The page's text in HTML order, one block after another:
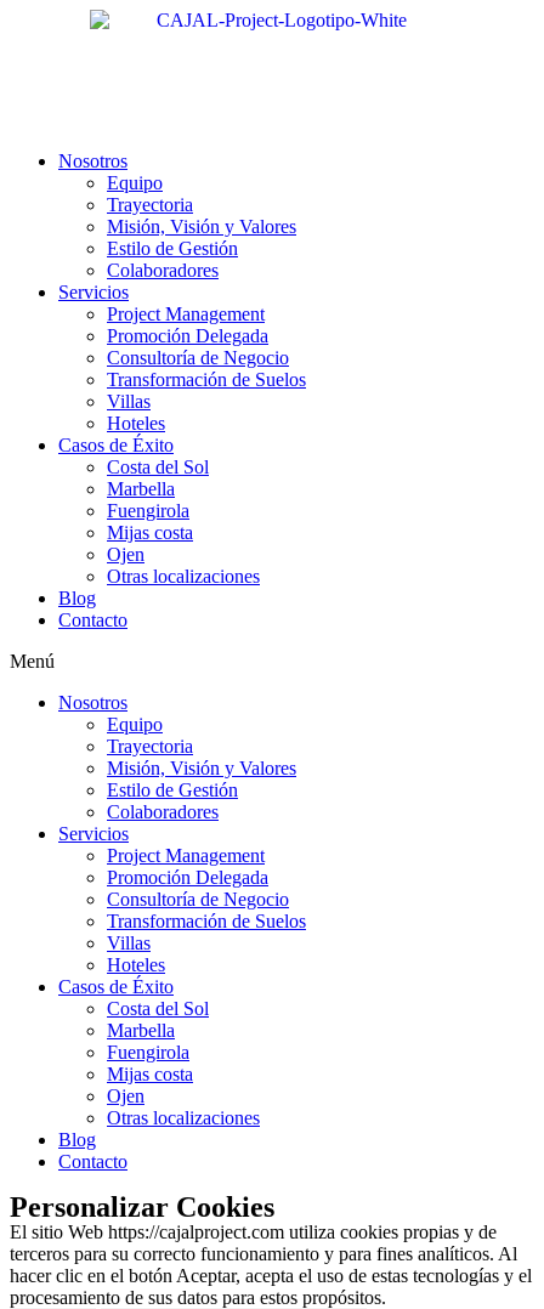
Nosotros
Equipo
Trayectoria
Misión, Visión y Valores
Estilo de Gestión
Colaboradores
Servicios
Project Management
Promoción Delegada
Consultoría de Negocio
Transformación de Suelos
Villas
Hoteles
Casos de Éxito
Costa del Sol
Marbella
Fuengirola
Mijas costa
Ojen
Otras localizaciones
Blog
Contacto
Menú
Nosotros
Equipo
Trayectoria
Misión, Visión y Valores
Estilo de Gestión
Colaboradores
Servicios
Project Management
Promoción Delegada
Consultoría de Negocio
Transformación de Suelos
Villas
Hoteles
Casos de Éxito
Costa del Sol
Marbella
Fuengirola
Mijas costa
Ojen
Otras localizaciones
Blog
Contacto
Personalizar Cookies
El sitio Web https://cajalproject.com utiliza cookies propias y de
terceros para su correcto funcionamiento y para fines analíticos. Al
hacer clic en el botón Aceptar, acepta el uso de estas tecnologías y el
procesamiento de sus datos para estos propósitos.